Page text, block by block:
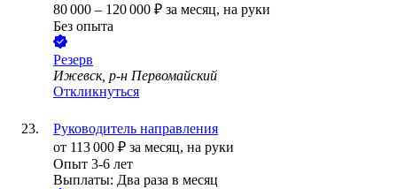
80 000 – 120 000 ₽ за месяц, на руки
Без опыта
Резерв
Ижевск, р-н Первомайский
Откликнуться
Руководитель направления
от 113 000 ₽ за месяц, на руки
Опыт 3-6 лет
Выплаты: Два раза в месяц